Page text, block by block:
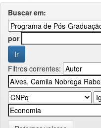
Buscar em:
por
Filtros correntes: